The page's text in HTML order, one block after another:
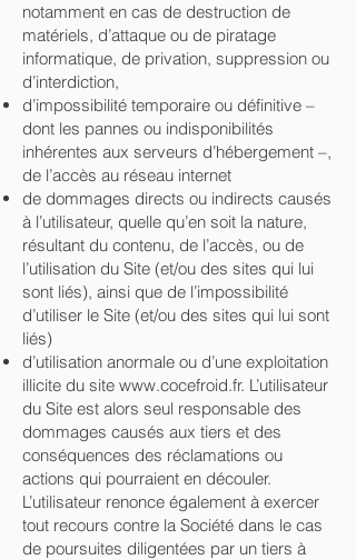
notamment en cas de destruction de
matériels, d’attaque ou de piratage
informatique, de privation, suppression ou
d’interdiction,
d’impossibilité temporaire ou définitive –
dont les pannes ou indisponibilités
inhérentes aux serveurs d’hébergement –,
de l’accès au réseau internet
de dommages directs ou indirects causés
à l’utilisateur, quelle qu’en soit la nature,
résultant du contenu, de l’accès, ou de
l’utilisation du Site (et/ou des sites qui lui
sont liés), ainsi que de l’impossibilité
d’utiliser le Site (et/ou des sites qui lui sont
liés)
d’utilisation anormale ou d’une exploitation
illicite du site www.cocefroid.fr. L’utilisateur
du Site est alors seul responsable des
dommages causés aux tiers et des
conséquences des réclamations ou
actions qui pourraient en découler.
L’utilisateur renonce également à exercer
tout recours contre la Société dans le cas
de poursuites diligentées par un tiers à